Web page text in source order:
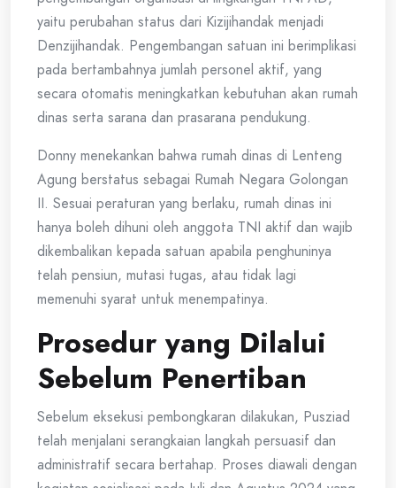
yaitu perubahan status dari Kizijihandak menjadi
Denzijihandak. Pengembangan satuan ini berimplikasi
pada bertambahnya jumlah personel aktif, yang
secara otomatis meningkatkan kebutuhan akan rumah
dinas serta sarana dan prasarana pendukung.
Donny menekankan bahwa rumah dinas di Lenteng
Agung berstatus sebagai Rumah Negara Golongan
II. Sesuai peraturan yang berlaku, rumah dinas ini
hanya boleh dihuni oleh anggota TNI aktif dan wajib
dikembalikan kepada satuan apabila penghuninya
telah pensiun, mutasi tugas, atau tidak lagi
memenuhi syarat untuk menempatinya.
Prosedur yang Dilalui
Sebelum Penertiban
Sebelum eksekusi pembongkaran dilakukan, Pusziad
telah menjalani serangkaian langkah persuasif dan
administratif secara bertahap. Proses diawali dengan